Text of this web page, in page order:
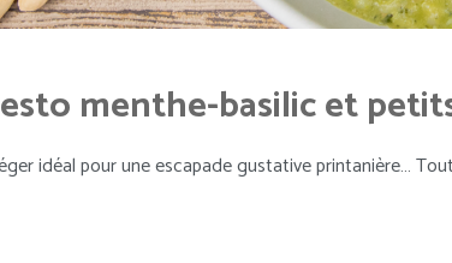
menthe-basilic et
idéal pour une escapade gustative printanière…